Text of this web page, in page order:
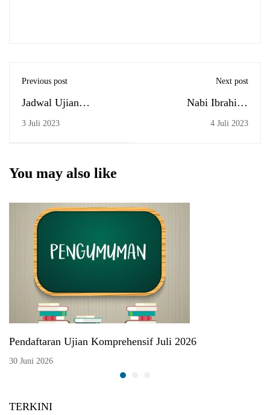
Previous post
Jadwal Ujian
Komprehensif 6 Juli
3 Juli 2023
Next post
Nabi Ibrahim:
Pengelana Dakwah
4 Juli 2023
You may also like
Pendaftaran Ujian Komprehensif Juli 2026
30 Juni 2026
TERKINI